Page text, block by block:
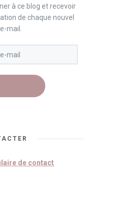
à ce blog et recevoir
de chaque nouvel
mail.
de contact